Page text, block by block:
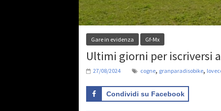
Gare in evidenza Gf-Mx
Ultimi giorni per iscriversi
27/08/2024 cogne, granparadisobike,
Condividi su Facebook